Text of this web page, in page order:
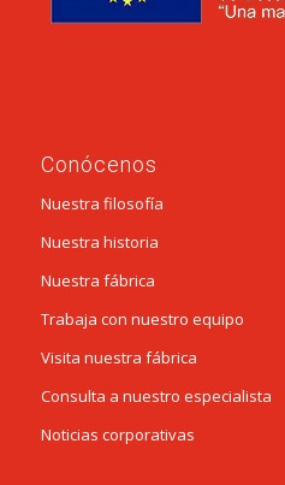
Conócenos
Nuestra filosofía
Nuestra historia
Nuestra fábrica
Trabaja con nuestro equipo
Visita nuestra fábrica
Consulta a nuestro especialista
Noticias corporativas